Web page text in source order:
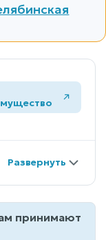
принимают